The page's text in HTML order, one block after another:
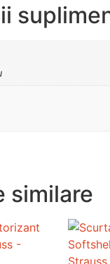
similare